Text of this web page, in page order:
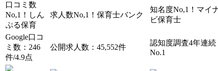
口コミ数
No,1！ しん
ぷる保育
求人数No,1！ 保育士バンク
知名度No,1！ マイ
ビ保育士
Google口コ
ミ数：246
件/4.9点
公開求人数：45,552件
認知度調査4年連続
No.1